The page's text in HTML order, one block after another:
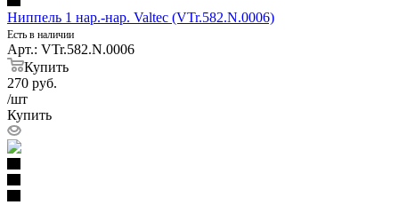
Ниппель 1 нар.-нар. Valtec (VTr.582.N.0006)
Есть в наличии
Арт.: VTr.582.N.0006
Купить
270 руб.
/шт
Купить